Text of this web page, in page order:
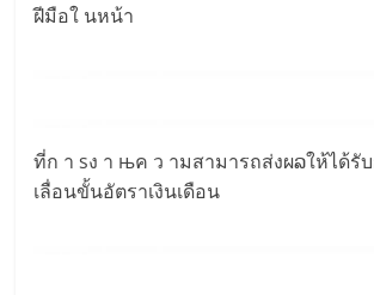
ฝีมือใ นหน้า
ที่ก า sง า њค ว ามสามารถส่งผລให้ได้รั
เลื่อนขั้นอัตราเงินเดือน